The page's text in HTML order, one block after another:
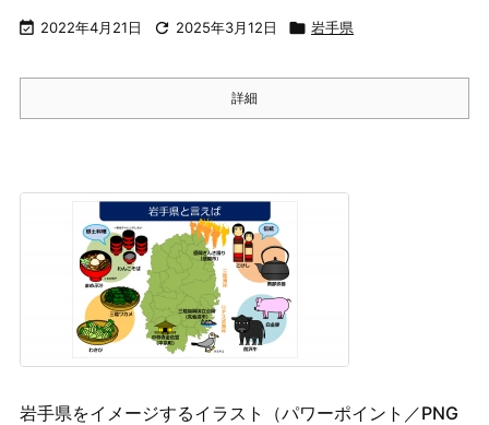
 2022年4月21日  2025年3月12日  岩手県
詳細
岩手県をイメージするイラスト（パワーポイント／PNG